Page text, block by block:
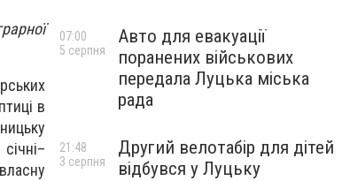
в
Авто для евакуації
поранених військових
передала Луцька міська
рада
07:00
5 серпня
Другий велотабір для дітей
відбувся у Луцьку
21:48
3 серпня